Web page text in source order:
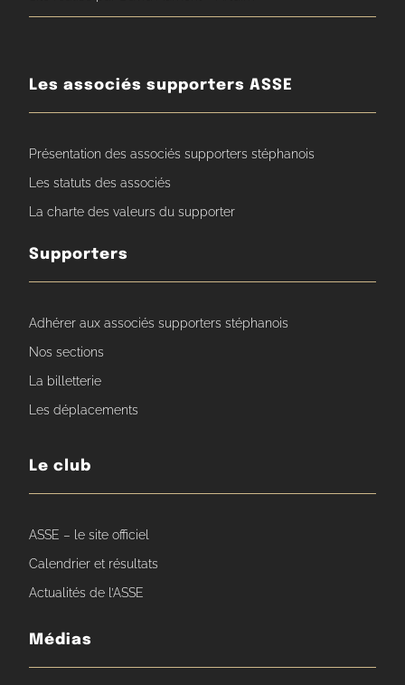
Les associés supporters ASSE
Présentation des associés supporters stéphanois
Les statuts des associés
La charte des valeurs du supporter
Supporters
Adhérer aux associés supporters stéphanois
Nos sections
La billetterie
Les déplacements
Le club
ASSE – le site officiel
Calendrier et résultats
Actualités de l’ASSE
Médias